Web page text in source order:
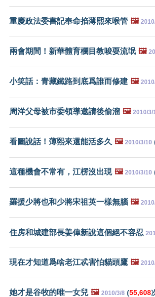
重慶政法委書記奉命掐薄熙來喉管 🖼️
兩會期間！新華體育欄目教唆耍流氓 🖼️
小笑話：青藏鐵路到底爲誰而修建 🖼️
周洋父母被市委領導邀請後偷溜 🖼️ 2010/3/
看圖說話！薄熙來還能活多久 🖼️ 2010/3/10
這種機會不常有，江楞沒出現 🖼️ 2010/3/10
羅援少將也和少將宋祖英一樣無腦 🖼️
住房和城建部長姜偉新說這個絕不容忍
現在才知道爲啥老江忒害怕貓頭鷹 🖼️
她才是谷牧的唯一女兒 🖼️ 2010/3/8 (55,608